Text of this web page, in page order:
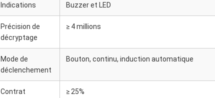
Indications Buzzer et LED
Précision de
décryptage
≥ 4 millions
Mode de
déclenchement
Bouton, continu, induction automatique
Contrat
≥ 25%